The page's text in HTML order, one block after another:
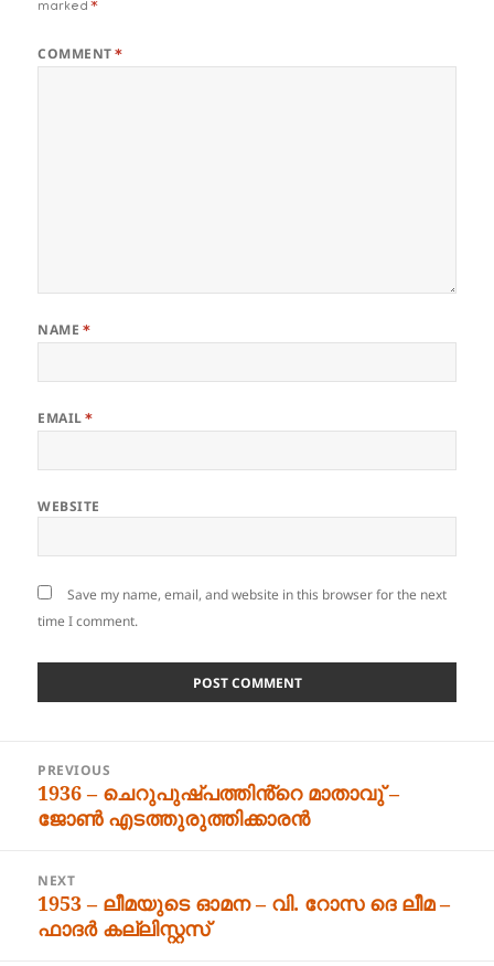
marked*
COMMENT*
NAME*
EMAIL*
WEBSITE
Save my name, email, and website in this browser for the next
time I comment.
navigation
PREVIOUS
Previous
post:
1936 – ചെറുപുഷ്പത്തിൻ്റെ മാതാവു് –
ജോൺ എടത്തുരുത്തിക്കാരൻ
NEXT
Next
post:
1953 – ലീമയുടെ ഓമന – വി. റോസ ദെ ലീമ –
ഫാദർ കല്ലിസ്റ്റസ്